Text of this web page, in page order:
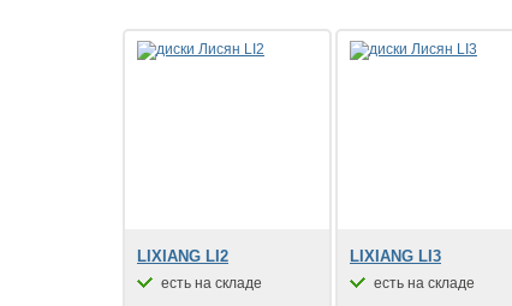
LIXIANG LI2
есть на складе
LIXIANG LI3
есть на складе